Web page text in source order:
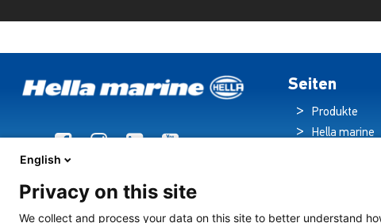
Seiten
Produkte
Hella marine
Beleuchtung
English
Privacy on this site
We collect and process your data on this site to better understand